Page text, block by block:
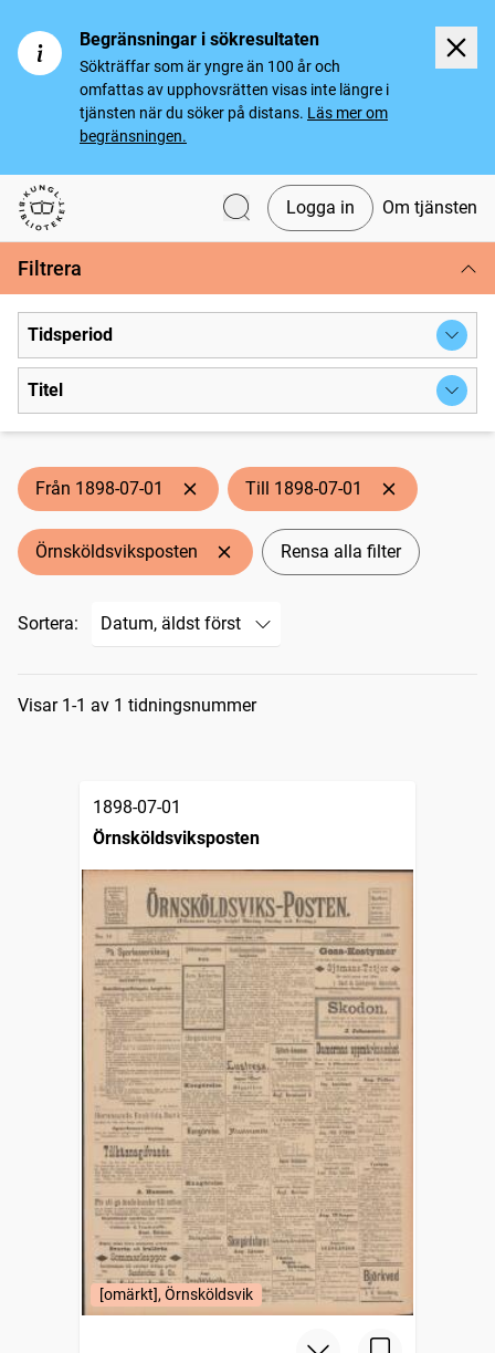
Begränsningar i sökresultaten
Sökträffar som är yngre än 100 år och
omfattas av upphovsrätten visas inte längre i
tjänsten när du söker på distans. Läs mer om
begränsningen.
Svenska tidningar
Logga in Om tjänsten
Filtrera
Tidsperiod
Titel
Från 1898-07-01 Till 1898-07-01
Örnsköldsviksposten Rensa alla filter
Sortera:
Sökresultat
Visar 1-1 av 1 tidningsnummer
1898-07-01
Örnsköldsviksposten
[omärkt], Örnsköldsvik